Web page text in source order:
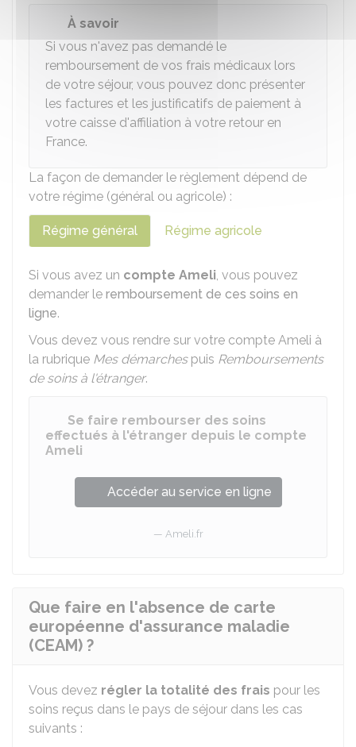
À savoir
Si vous n'avez pas demandé le
remboursement de vos frais médicaux lors
de votre séjour, vous pouvez donc présenter
les factures et les justificatifs de paiement à
votre caisse d'affiliation à votre retour en
France.
La façon de demander le règlement dépend de
votre régime (général ou agricole) :
Régime général Régime agricole
Si vous avez un compte Ameli, vous pouvez
demander le remboursement de ces soins en
ligne.
Vous devez vous rendre sur votre compte Ameli à
la rubrique Mes démarchespuis Remboursements
de soins à l'étranger.
Se faire rembourser des soins
effectués à l'étranger depuis le compte
Ameli
Accéder au service en ligne
Ameli.fr
Que faire en l'absence de carte
européenne d'assurance maladie
(CEAM) ?
Vous devez régler la totalité des frais pour les
soins reçus dans le pays de séjour dans les cas
suivants :